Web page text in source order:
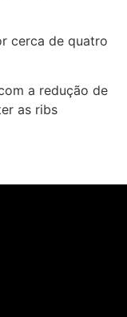
cerca de quatro
a redução de
as ribs